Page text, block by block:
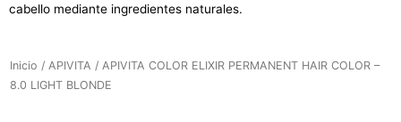
cabello mediante ingredientes naturales.
Inicio / APIVITA / APIVITA COLOR ELIXIR PERMANENT HAIR COLOR –
8.0 LIGHT BLONDE